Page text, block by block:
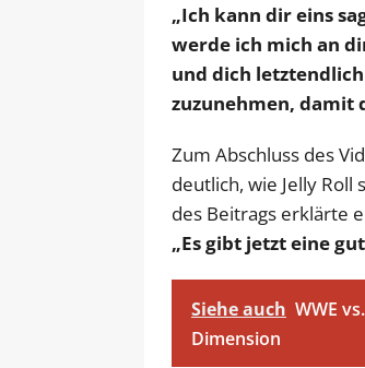
„Ich kann dir eins
werde ich mich an
und dich
zuzunehmen, damit
Zum Abschluss des
deutlich, wie Jelly
des Beitrags erklärte
„Es gibt jetzt eine
Siehe auch WWE
Dimension